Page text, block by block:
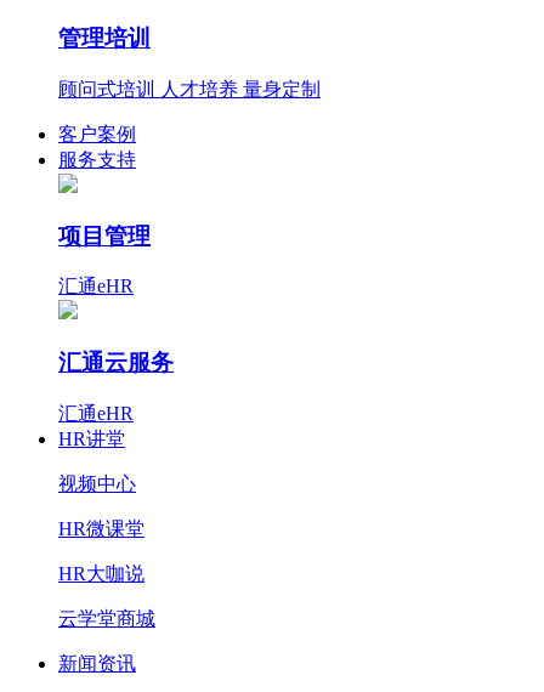
管理培训
顾问式培训 人才培养 量身定制
客户案例
服务支持
项目管理
汇通eHR
汇通云服务
汇通eHR
HR讲堂
视频中心
HR微课堂
HR大咖说
云学堂商城
新闻资讯